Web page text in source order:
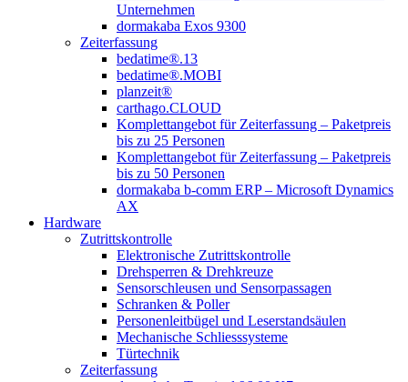
Unternehmen
dormakaba Exos 9300
Zeiterfassung
bedatime®.13
bedatime®.MOBI
planzeit®
carthago.CLOUD
Komplettangebot für Zeiterfassung – Paketpreis
bis zu 25 Personen
Komplettangebot für Zeiterfassung – Paketpreis
bis zu 50 Personen
dormakaba b-comm ERP – Microsoft Dynamics
AX
Hardware
Zutrittskontrolle
Elektronische Zutrittskontrolle
Drehsperren & Drehkreuze
Sensorschleusen und Sensorpassagen
Schranken & Poller
Personenleitbügel und Leserstandsäulen
Mechanische Schliess­systeme
Türtechnik
Zeiterfassung